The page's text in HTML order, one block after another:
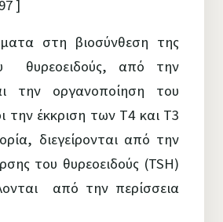
]
στη βιοσύνθεση της
θυρεοειδούς, από την
την οργανοποίηση του
την έκκριση των Τ4 και Τ3
διεγείρονται από την
του θυρεοειδούς (TSH)
από την περίσσεια